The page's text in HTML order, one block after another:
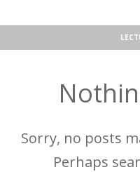
Sorry, no posts
Perhaps